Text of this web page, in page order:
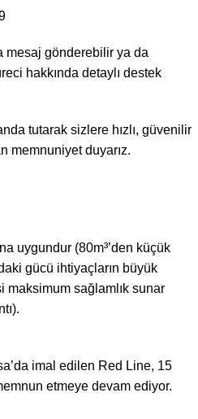
mesaj gönderebilir ya da
hakkında detaylı destek
tutarak sizlere hızlı, güvenilir
memnuniyet duyarız.
uygundur (80m³’den küçük
gücü ihtiyaçların büyük
maksimum sağlamlık sunar
imal edilen Red Line, 15
etmeye devam ediyor.